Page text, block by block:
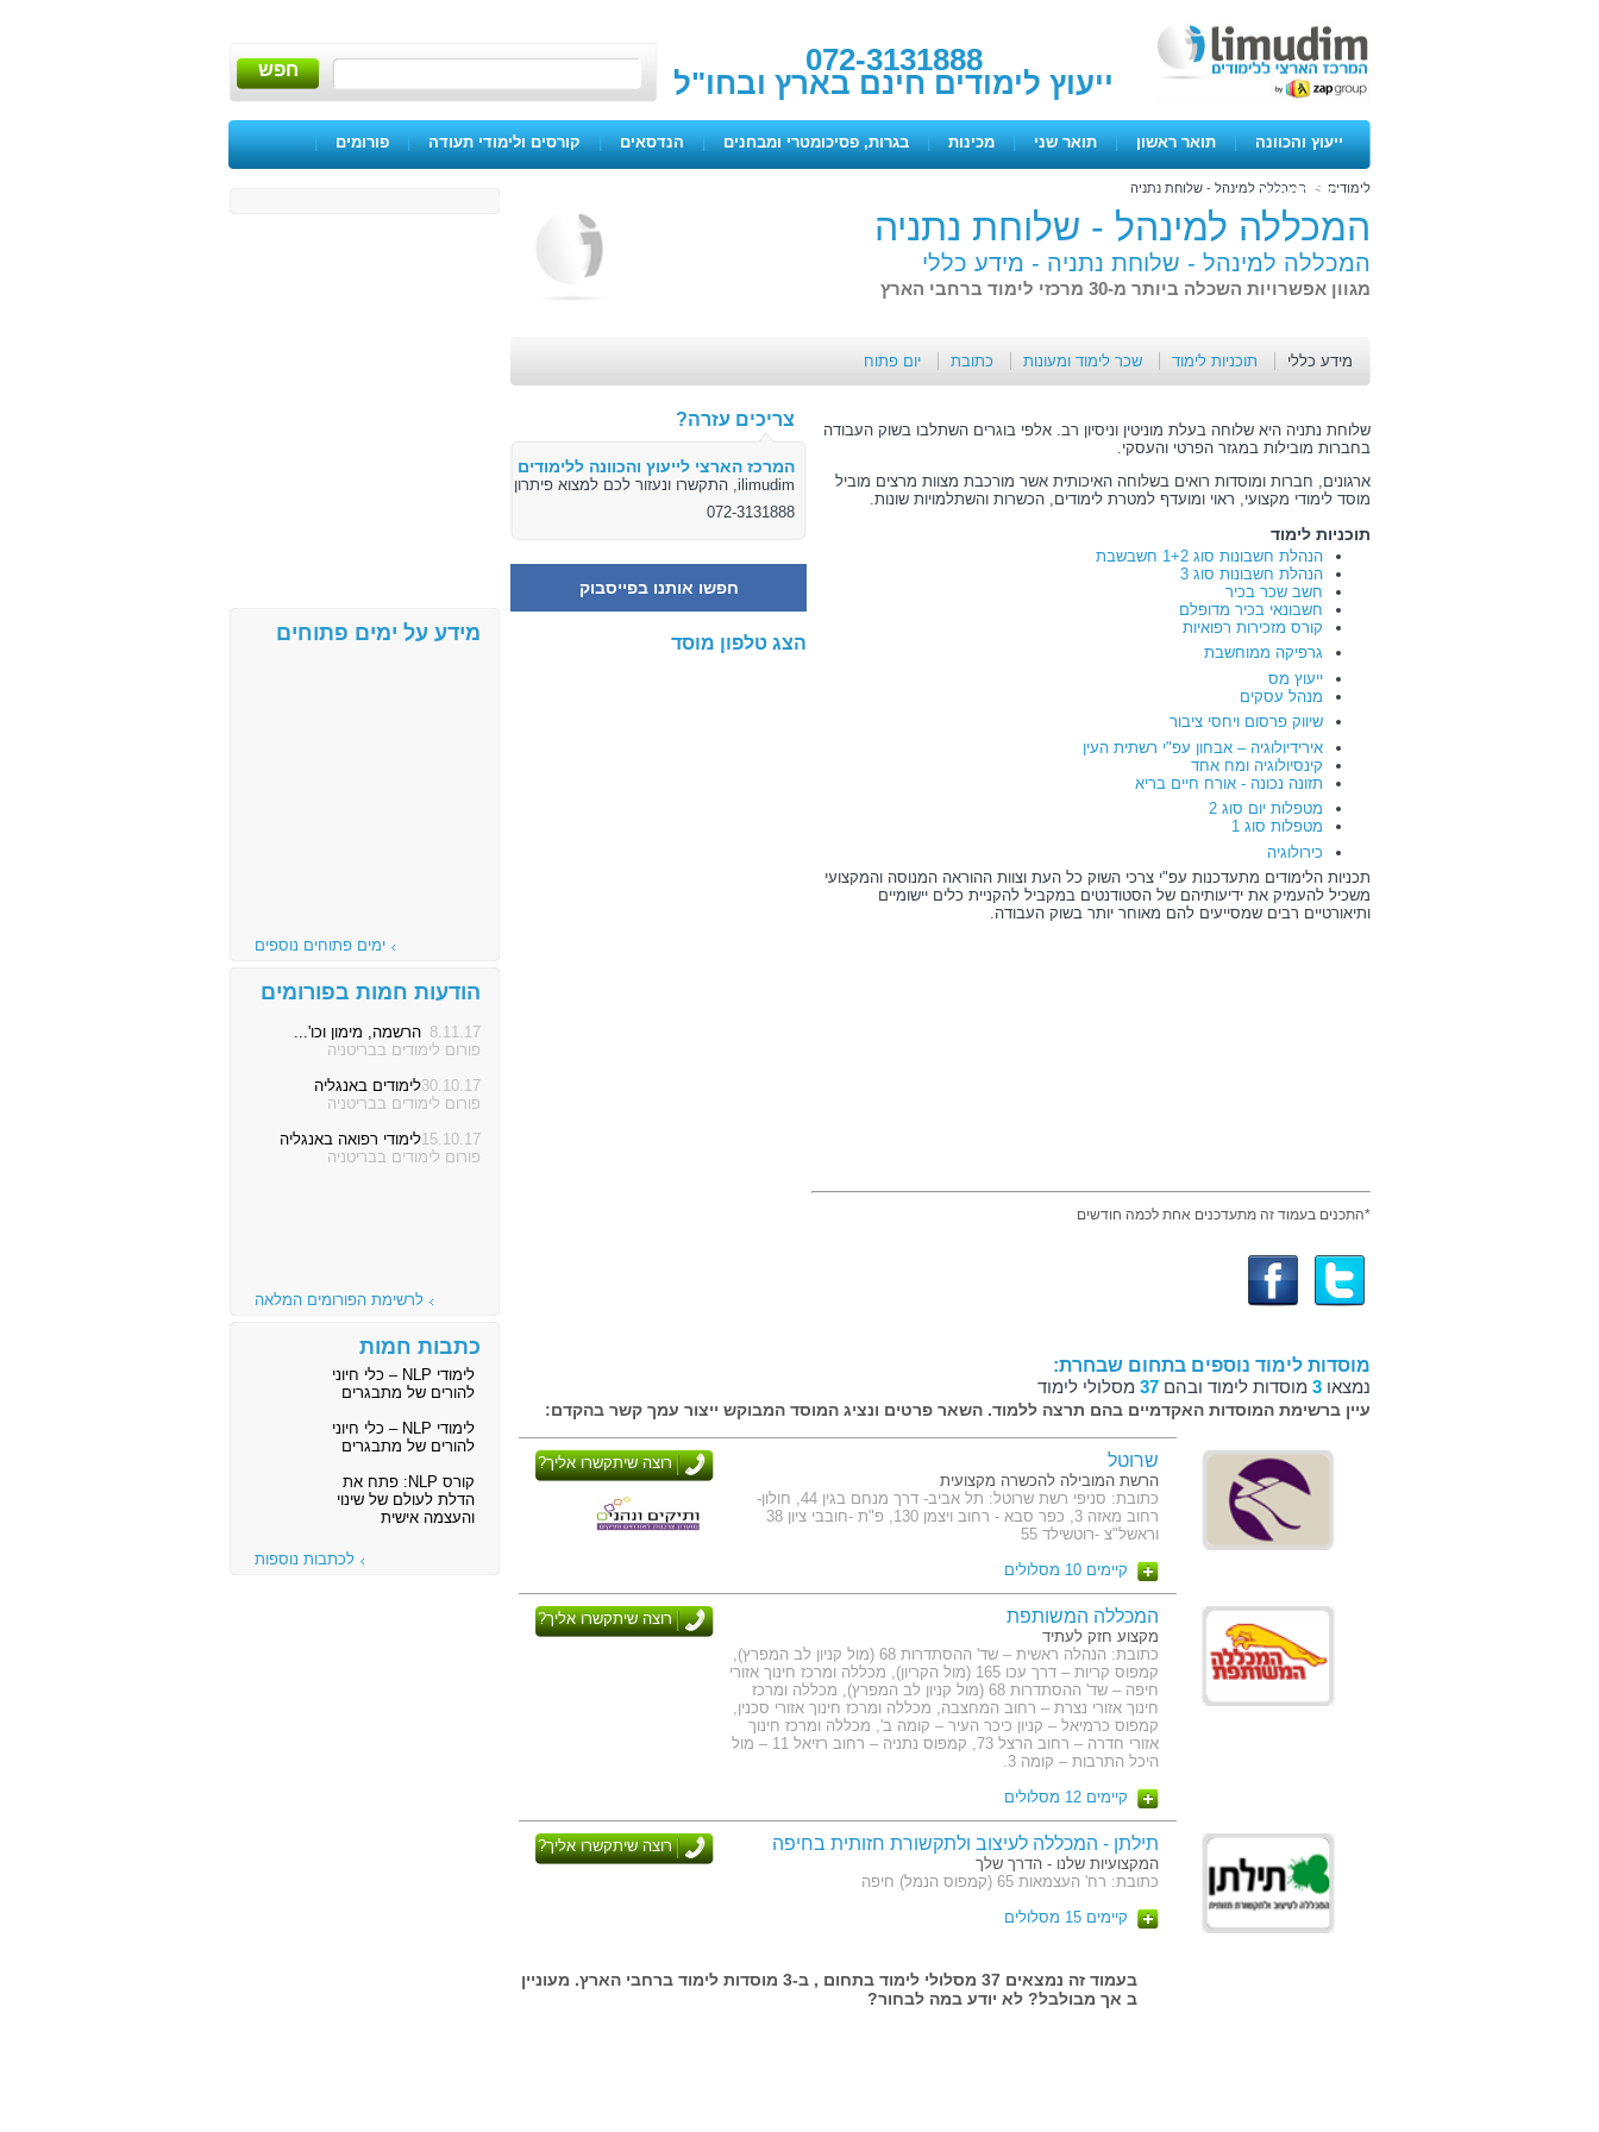
072-3131888
ייעוץ לימודים חינם בארץ ובחו"ל חפש
ייעוץ והכוונה | תואר ראשון | תואר שני | מכינות | בגרות, פסיכומטרי ומבחנים | הנדסאים | קורסים ולימודי תעודה | פורומים |
ימים פתוחיםלימודים > המכללה למינהל - שלוחת נתניה
המכללה למינהל - שלוחת נתניה
המכללה למינהל - שלוחת נתניה - מידע כללי
מגוון אפשרויות השכלה ביותר מ-30 מרכזי לימוד ברחבי הארץ
מידע כללי תוכניות לימוד שכר לימוד ומעונות כתובת יום פתוח
צריכים עזרה?
המרכז הארצי לייעוץ והכוונה ללימודים
ilimudim, התקשרו ונעזור לכם למצוא פיתרון
072-3131888
חפשו אותנו בפייסבוק
הצג טלפון מוסד
שלוחת נתניה היא שלוחה בעלת מוניטין וניסיון רב. אלפי בוגרים השתלבו בשוק העבודה
בחברות מובילות במגזר הפרטי והעסקי.
ארגונים, חברות ומוסדות רואים בשלוחה האיכותית אשר מורכבת מצוות מרצים מוביל
מוסד לימודי מקצועי, ראוי ומועדף למטרת לימודים, הכשרות והשתלמויות שונות.
תוכניות לימוד
הנהלת חשבונות סוג 1+2 חשבשבת
הנהלת חשבונות סוג 3
חשב שכר בכיר
חשבונאי בכיר מדופלם
קורס מזכירות רפואיות
גרפיקה ממוחשבת
ייעוץ מס
מנהל עסקים
שיווק פרסום ויחסי ציבור
אירידיולוגיה – אבחון עפ"י רשתית העין
קינסיולוגיה ומח אחד
תזונה נכונה - אורח חיים בריא
מטפלות יום סוג 2
מטפלות סוג 1
כירולוגיה
תכניות הלימודים מתעדכנות עפ"י צרכי השוק כל העת וצוות ההוראה המנוסה והמקצועי
משכיל להעמיק את ידיעותיהם של הסטודנטים במקביל להקניית כלים יישומיים
ותיאורטיים רבים שמסייעים להם מאוחר יותר בשוק העבודה.
*התכנים בעמוד זה מתעדכנים אחת לכמה חודשים
מוסדות לימוד נוספים בתחום שבחרת:
נמצאו 3 מוסדות לימוד ובהם 37 מסלולי לימוד
עיין ברשימת המוסדות האקדמיים בהם תרצה ללמוד. השאר פרטים ונציג המוסד המבוקש ייצור עמך קשר בהקדם:
שרוטל
הרשת המובילה להכשרה מקצועית
כתובת: סניפי רשת שרוטל: תל אביב- דרך מנחם בגין 44, חולון-
רחוב מאזה 3, כפר סבא - רחוב ויצמן 130, פ"ת -חובבי ציון 38
וראשל"צ -רוטשילד 55
רוצה שיתקשרו אליך?
קיימים 10 מסלולים
המכללה המשותפת
מקצוע חזק לעתיד
כתובת: הנהלה ראשית – שד' ההסתדרות 68 (מול קניון לב המפרץ),
קמפוס קריות – דרך עכו 165 (מול הקריון), מכללה ומרכז חינוך אזורי
חיפה – שד' ההסתדרות 68 (מול קניון לב המפרץ), מכללה ומרכז
חינוך אזורי נצרת – רחוב המחצבה, מכללה ומרכז חינוך אזורי סכנין,
קמפוס כרמיאל – קניון כיכר העיר – קומה ב', מכללה ומרכז חינוך
אזורי חדרה – רחוב הרצל 73, קמפוס נתניה – רחוב רזיאל 11 – מול
היכל התרבות – קומה 3.
רוצה שיתקשרו אליך?
קיימים 12 מסלולים
תילתן - המכללה לעיצוב ולתקשורת חזותית בחיפה
המקצועיות שלנו - הדרך שלך
כתובת: רח' העצמאות 65 (קמפוס הנמל) חיפה
רוצה שיתקשרו אליך?
קיימים 15 מסלולים
בעמוד זה נמצאים 37 מסלולי לימוד בתחום , ב-3 מוסדות לימוד ברחבי הארץ. מעוניין
ב אך מבולבל? לא יודע במה לבחור?
מידע על ימים פתוחים
ימים פתוחים נוספים
הודעות חמות בפורומים
8.11.17 הרשמה, מימון וכו'...
פורום לימודים בבריטניה
30.10.17לימודים באנגליה
פורום לימודים בבריטניה
15.10.17לימודי רפואה באנגליה
פורום לימודים בבריטניה
לרשימת הפורומים המלאה
כתבות חמות
לימודי NLP – כלי חיוני
להורים של מתבגרים
לימודי NLP – כלי חיוני
להורים של מתבגרים
קורס NLP: פתח את
הדלת לעולם של שינוי
והעצמה אישית
לכתבות נוספות